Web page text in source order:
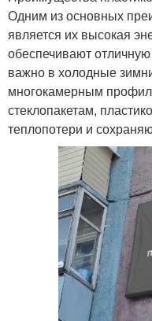
Одним из основных
является их высокая
обеспечивают
важно в холодные
многокамерным
стеклопакетам,
теплопотери и